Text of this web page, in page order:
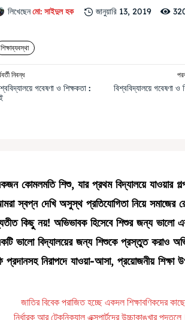
লিখেছেনমো: সাইদুল হক জানুয়ারি 13, 2019
শিক্ষাব্যবস্থা
নিবন্ধ
গবেষণা ও শিক্ষকতা :
বিশ্ববিদ্যালয়ে গবেষণা ও
কোমলমতি শিশু, যার প্রথম বিদ্যালয়ে যাওয়ার
স্বপ্ন দেখি অসুস্থ প্রতিযোগিতা নিয়ে সমাজের
কিছু নয়! অভিভাবক হিসেবে শিশুর জন্য ভালো
ভালো বিদ্যালয়ের জন্য শিশুকে প্রস্তুত করাও
প্রদানসহ নিরাপদে যাওয়া-আসা, প্রয়োজনীয়
জাতির বিবেক পরাজিত হচ্ছে একদল শিক্ষাবণিকদের
নির্ধারক আর টেকনিক্যাল এক্সপার্টদের উচ্চাকাঙ্খার